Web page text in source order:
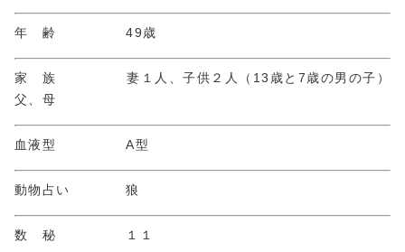
年 齢 49歳
家 族 妻１人、子供２人（13歳と7歳の男の子）
父、母
血液型 A型
動物占い 狼
数 秘 １１